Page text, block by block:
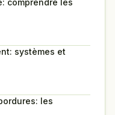
systèmes et
les